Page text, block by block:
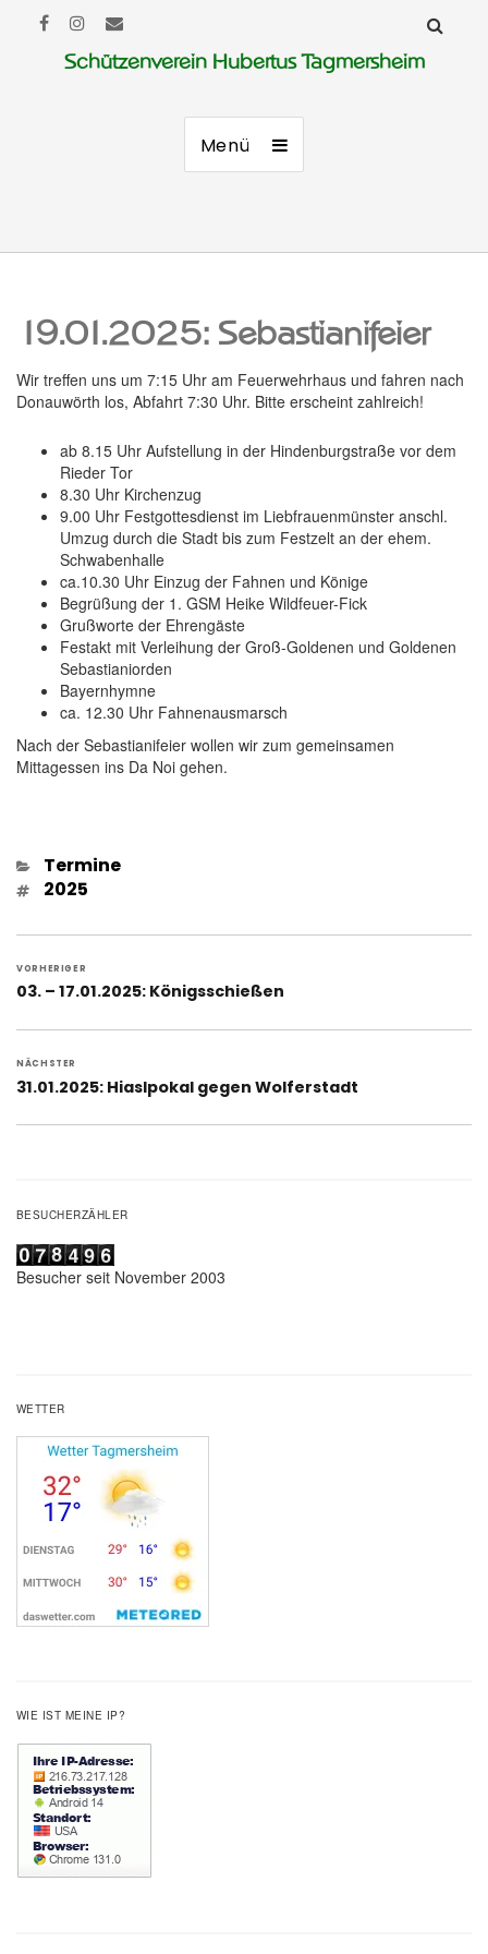
Schützenverein Hubertus Tagmersheim
Menü
19.01.2025: Sebastianifeier
Wir treffen uns um 7:15 Uhr am Feuerwehrhaus und fahren nach
Donauwörth los, Abfahrt 7:30 Uhr. Bitte erscheint zahlreich!
ab 8.15 Uhr Aufstellung in der Hindenburgstraße vor dem
Rieder Tor
8.30 Uhr Kirchenzug
9.00 Uhr Festgottesdienst im Liebfrauenmünster anschl.
Umzug durch die Stadt bis zum Festzelt an der ehem.
Schwabenhalle
ca.10.30 Uhr Einzug der Fahnen und Könige
Begrüßung der 1. GSM Heike Wildfeuer-Fick
Grußworte der Ehrengäste
Festakt mit Verleihung der Groß-Goldenen und Goldenen
Sebastianiorden
Bayernhymne
ca. 12.30 Uhr Fahnenausmarsch
Nach der Sebastianifeier wollen wir zum gemeinsamen
Mittagessen ins Da Noi gehen.
Kategorien
Termine
Schlagwörter
2025
Beitragsnavigation
VORHERIGER
Vorheriger
03. – 17.01.2025: Königsschießen
NÄCHSTER
Nächster
31.01.2025: Hiaslpokal gegen Wolferstadt
BESUCHERZÄHLER
Besucher seit November 2003
WETTER
WIE IST MEINE IP?